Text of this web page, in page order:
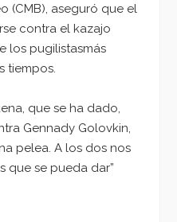
(CMB), aseguró que el
contra el kazajo
los pugilistasmás
tiempos.
que se ha dado,
Gennady Golovkin,
pelea. A los dos nos
que se pueda dar”